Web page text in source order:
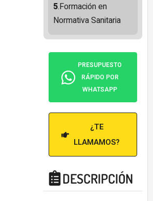
5.Formación en
Normativa Sanitaria
PRESUPUESTO
RÁPIDO POR
WHATSAPP
¿TE
LLAMAMOS?
DESCRIPCIÓN